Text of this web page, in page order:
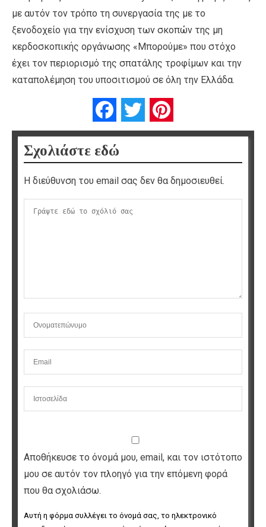
με αυτόν τον τρόπο τη συνεργασία της με το
ξενοδοχείο για την ενίσχυση των σκοπών της μη
κερδοσκοπικής οργάνωσης «Μπορούμε» που στόχο
έχει τον περιορισμό της σπατάλης τροφίμων και την
καταπολέμηση του υποσιτισμού σε όλη την Ελλάδα.
FacebookTwitter
Σχολιάστε εδώ
Η διεύθυνση του email σας δεν θα δημοσιευθεί.
Αποθήκευσε το όνομά μου, email, και τον ιστότοπο
μου σε αυτόν τον πλοηγό για την επόμενη φορά
που θα σχολιάσω.
Αυτή η φόρμα συλλέγει το όνομά σας, το ηλεκτρονικό